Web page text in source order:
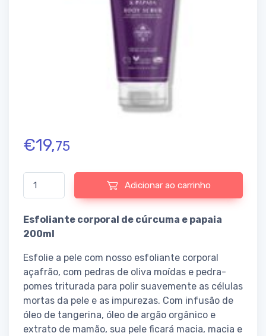
€19,75
Quantidade de Turmeric & Papaya Body Scrub
Adicionar ao carrinho
Esfoliante corporal de cúrcuma e papaia
200ml
Esfolie a pele com nosso esfoliante corporal
açafrão, com pedras de oliva moídas e pedra-
pomes triturada para polir suavemente as células
mortas da pele e as impurezas. Com infusão de
óleo de tangerina, óleo de argão orgânico e
extrato de mamão, sua pele ficará macia, macia e